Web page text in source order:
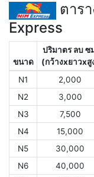
ตาร
Express
ขนาด
ปริมาตร ลบ ซ
(กว้างxยาวxสู
N1
2,000
N2
3,000
N3
7,500
N4
15,000
N5
30,000
N6
40,000